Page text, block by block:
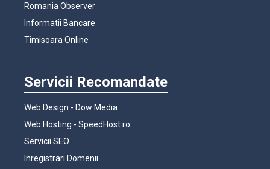
Romania Observer
Informatii Bancare
Timisoara Online
Servicii Recomandate
Web Design - Dow Media
Web Hosting - SpeedHost.ro
Servicii SEO
Inregistrari Domenii